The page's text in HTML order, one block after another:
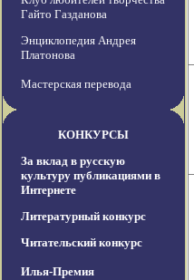
Гайто Газданова
Энциклопедия Андрея
Платонова
Мастерская перевода
КОНКУРСЫ
За вклад в русскую
культуру публикациями в
Интернете
Литературный конкурс
Читательский конкурс
Илья-Премия